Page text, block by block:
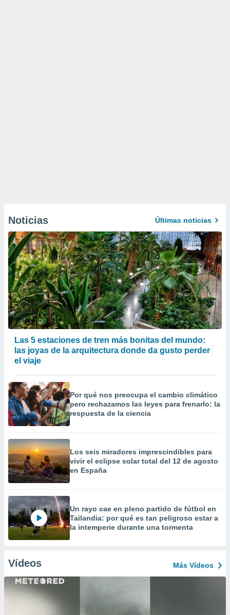
Noticias Últimas noticias
Las 5 estaciones de tren más bonitas del mundo:
las joyas de la arquitectura donde da gusto perder
el viaje
Por qué nos preocupa el cambio climático
pero rechazamos las leyes para frenarlo: la
respuesta de la ciencia
Los seis miradores imprescindibles para
vivir el eclipse solar total del 12 de agosto
en España
Un rayo cae en pleno partido de fútbol en
Tailandia: por qué es tan peligroso estar a
la intemperie durante una tormenta
Vídeos Más Vídeos